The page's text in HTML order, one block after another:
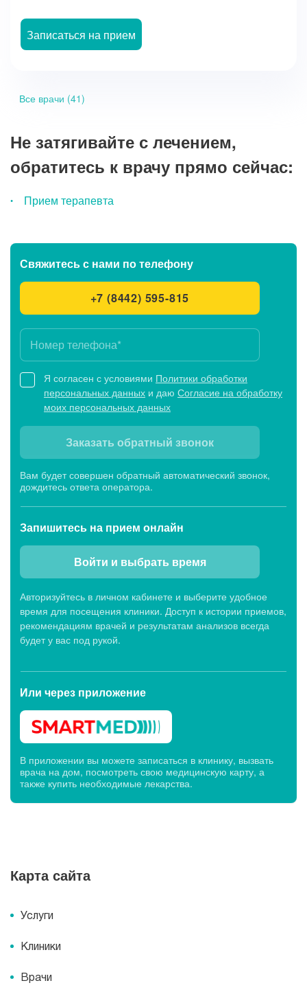
Записаться на прием
Все врачи (41)
Не затягивайте с лечением,
обратитесь к врачу прямо сейчас:
Прием терапевта
Свяжитесь с нами по телефону
+7 (8442) 595-815
Я согласен с условиями Политики обработки
персональных данных и даю Согласие на обработку
моих персональных данных
Заказать обратный звонок
Вам будет совершен обратный автоматический звонок,
дождитесь ответа оператора.
Запишитесь на прием онлайн
Войти и выбрать время
Авторизуйтесь в личном кабинете и выберите удобное
время для посещения клиники. Доступ к истории приемов,
рекомендациям врачей и результатам анализов всегда
будет у вас под рукой.
Или через приложение
В приложении вы можете записаться в клинику, вызвать
врача на дом, посмотреть свою медицинскую карту, а
также купить необходимые лекарства.
Карта сайта
Услуги
Клиники
Врачи